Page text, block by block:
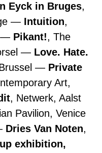
Eyck in Bruges,
Intuition,
Pikant!, The
Love. Hate.
Private
Art,
, Netwerk, Aalst
Pavilion, Venice
Dries Van Noten,
exhibition,